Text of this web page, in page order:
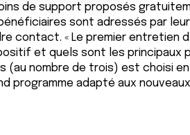
de support proposés
sont adressés par
contact. « Le premier entretien
et quels sont les principaux
(au nombre de trois) est choisi
programme adapté aux